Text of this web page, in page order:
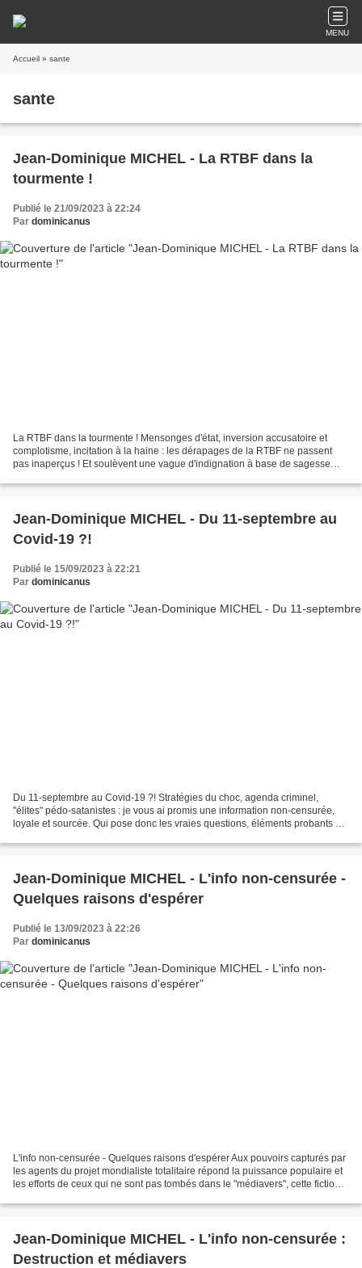
MENU
Accueil » sante
sante
Jean-Dominique MICHEL - La RTBF dans la
tourmente !
Publié le 21/09/2023 à 22:24
Par dominicanus
La RTBF dans la tourmente ! Mensonges d'état, inversion accusatoire et
complotisme, incitation à la haine : les dérapages de la RTBF ne passent
pas inaperçus ! Et soulèvent une vague d'indignation à base de sagesse
Jean-Dominique MICHEL - Du 11-septembre au
Covid-19 ?!
Publié le 15/09/2023 à 22:21
Par dominicanus
Du 11-septembre au Covid-19 ?! Stratégies du choc, agenda criminel,
"élites" pédo-satanistes : je vous ai promis une information non-censurée,
loyale et sourcée. Qui pose donc les vraies questions, éléments probants à
Jean-Dominique MICHEL - L'info non-censurée -
Quelques raisons d'espérer
Publié le 13/09/2023 à 22:26
Par dominicanus
L'info non-censurée - Quelques raisons d'espérer Aux pouvoirs capturés par
les agents du projet mondialiste totalitaire répond la puissance populaire et
les efforts de ceux qui ne sont pas tombés dans le "médiavers", cette fiction
Jean-Dominique MICHEL - L'info non-censurée :
Destruction et médiavers